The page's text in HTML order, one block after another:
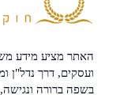
האתר מציע מידע
ועסקים, דרך נדל"ן
בשפה ברורה